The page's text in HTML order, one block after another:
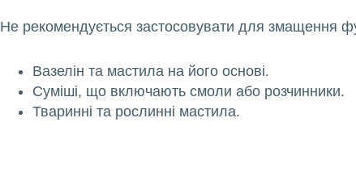
Не рекомендується застосовувати для змащення
Вазелін та мастила на його основі.
Суміші, що включають смоли або розчинники.
Тваринні та рослинні мастила.